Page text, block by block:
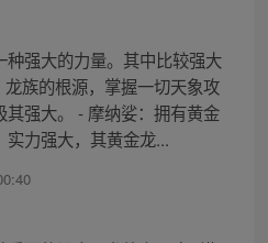
强大的力量。其中比较强大
族的根源，掌握一切天象攻
强大。 - 摩纳娑：拥有黄金
力强大，其黄金龙...